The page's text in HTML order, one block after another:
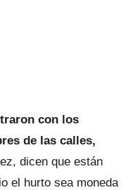
con los
de las calles,
dicen que están
el hurto sea moneda